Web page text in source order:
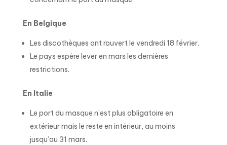
En Belgique
Les discothèques ont rouvert le vendredi 18 février.
Le pays espère lever en mars les dernières
restrictions.
En Italie
Le port du masque n’est plus obligatoire en
extérieur mais le reste en intérieur, au moins
jusqu’au 31 mars.